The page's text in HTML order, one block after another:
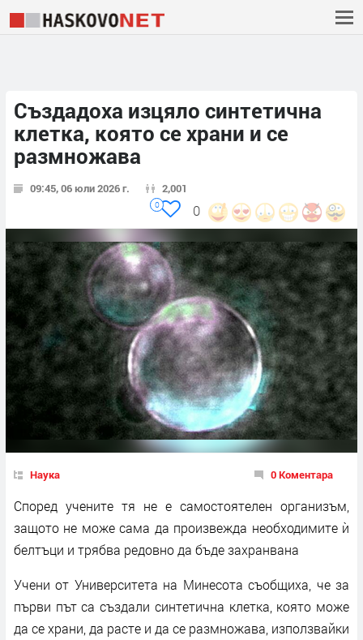
Създадоха изцяло синтетична
клетка, която се храни и се
размножава
09:45, 06 юли 2026 г. 2,001
0
0
Наука 0 Коментара
Според учените тя не е самостоятелен организъм,
защото не може сама да произвежда необходимите ѝ
белтъци и трябва редовно да бъде захранвана
Учени от Университета на Минесота съобщиха, че за
първи път са създали синтетична клетка, която може
да се храни, да расте и да се размножава, използвайки